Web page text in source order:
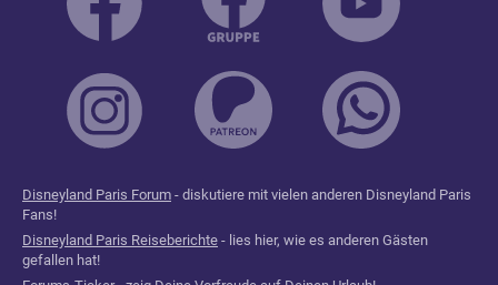
Disneyland Paris Forum - diskutiere mit vielen anderen Disneyland Paris
Fans!
Disneyland Paris Reiseberichte - lies hier, wie es anderen Gästen
gefallen hat!